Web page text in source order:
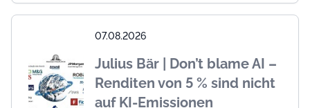
07.08.2026
Julius Bär | Don’t blame AI –
Renditen von 5 % sind nicht
auf KI-Emissionen